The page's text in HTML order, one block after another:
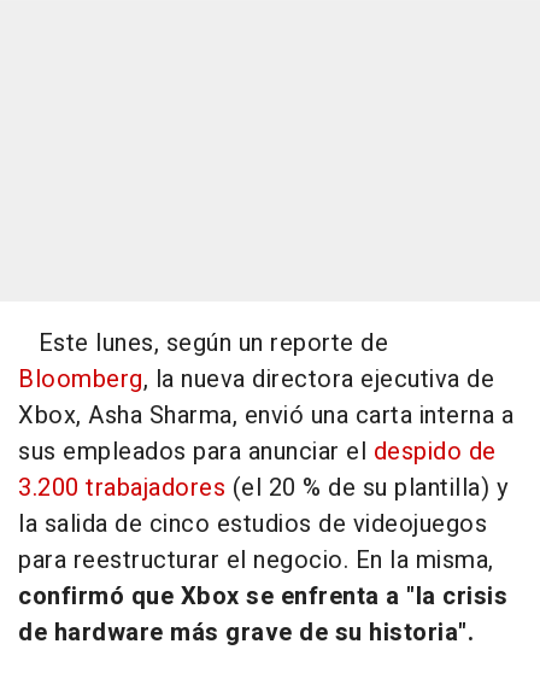
Este lunes, según un reporte de
Bloomberg, la nueva directora ejecutiva de
Xbox, Asha Sharma, envió una carta interna a
sus empleados para anunciar el despido de
3.200 trabajadores (el 20 % de su plantilla) y
la salida de cinco estudios de videojuegos
para reestructurar el negocio. En la misma,
confirmó que Xbox se enfrenta a "la crisis
de hardware más grave de su historia".